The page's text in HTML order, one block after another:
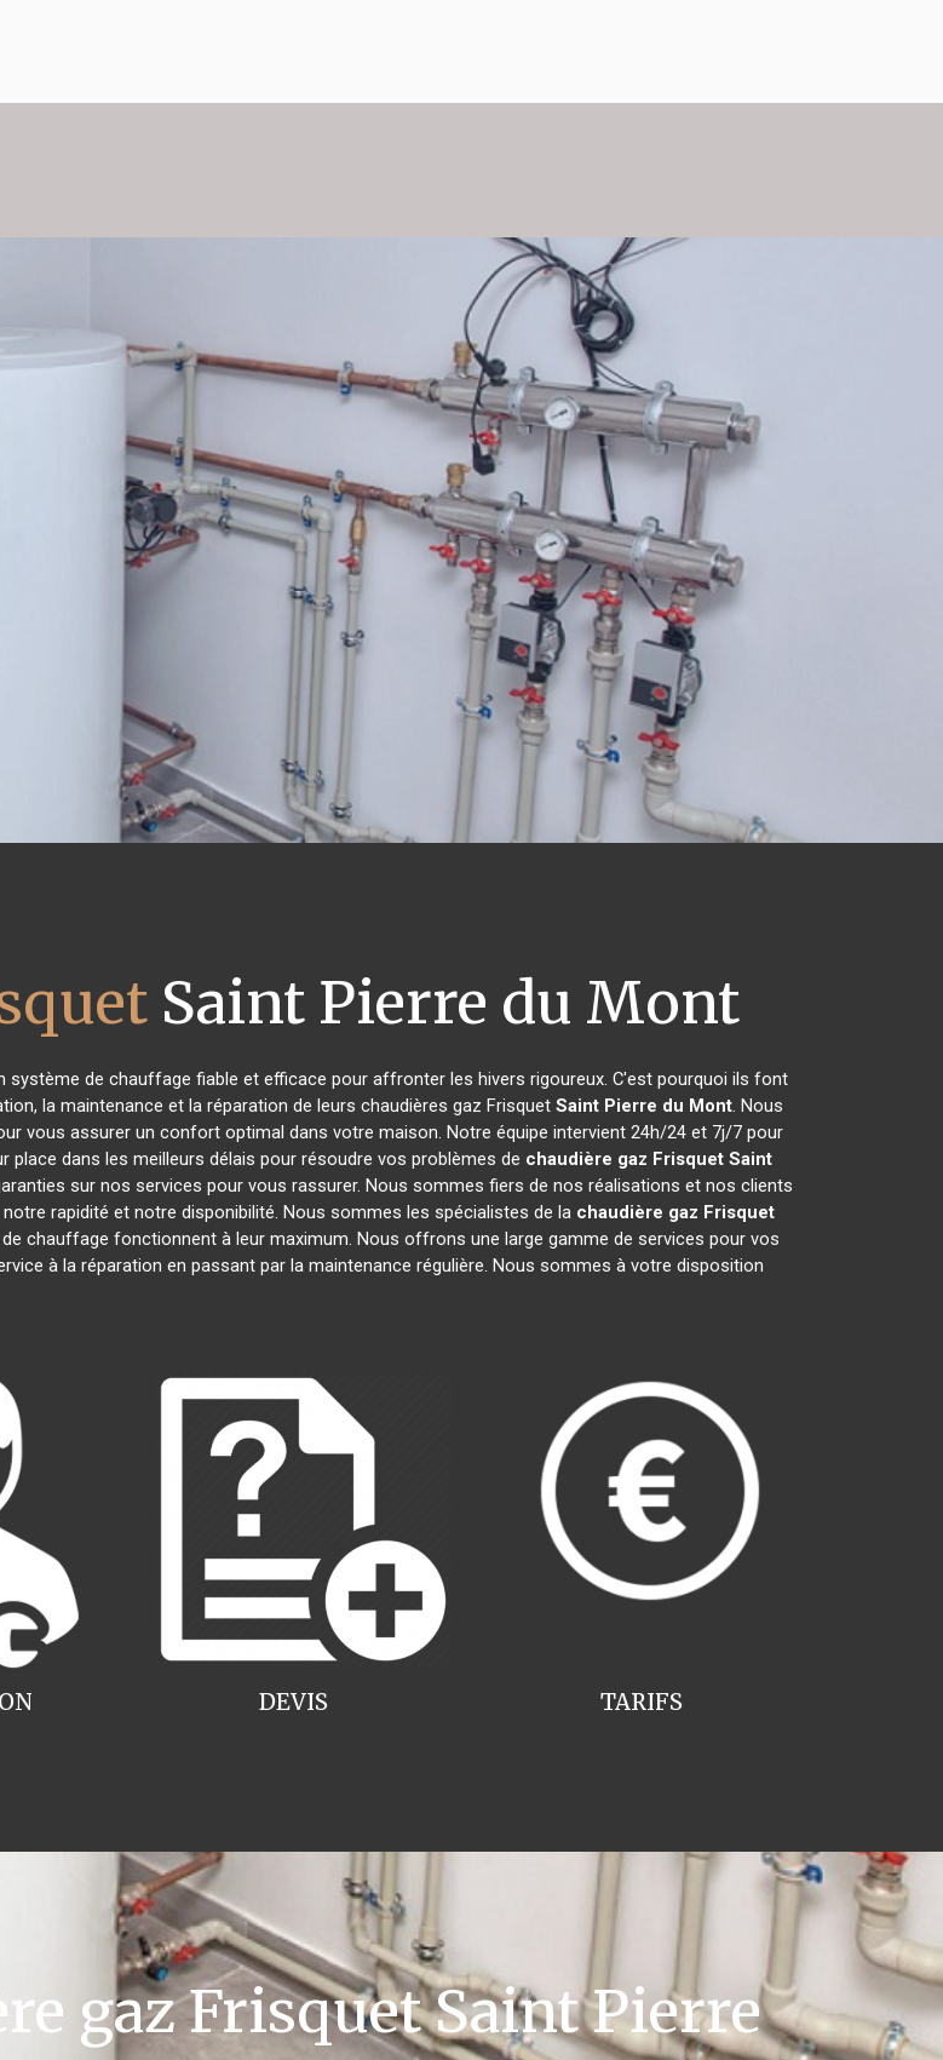
Saint Pierre du Mont
système de chauffage fiable et efficace pour affronter les hivers rigoureux. C'est pourquoi ils font
la maintenance et la réparation de leurs chaudières gaz Frisquet Saint Pierre du Mont. Nous
vous assurer un confort optimal dans votre maison. Notre équipe intervient 24h/24 et 7j/7 pour
dans les meilleurs délais pour résoudre vos problèmes de chaudière gaz Frisquet Saint
sur nos services pour vous rassurer. Nous sommes fiers de nos réalisations et nos clients
rapidité et notre disponibilité. Nous sommes les spécialistes de la chaudière gaz Frisquet
chauffage fonctionnent à leur maximum. Nous offrons une large gamme de services pour vos
à la réparation en passant par la maintenance régulière. Nous sommes à votre disposition
TARIFS
DEVIS
gaz Frisquet Saint Pierre